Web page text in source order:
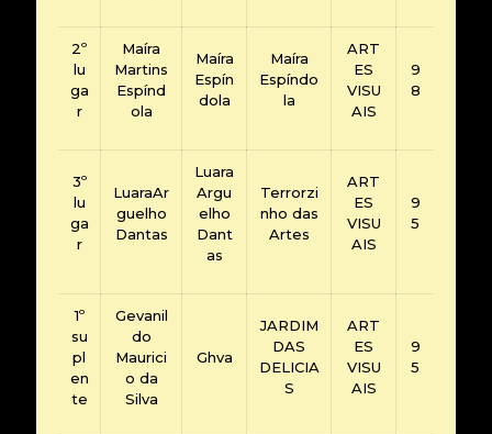
2º
lu
ga
r
Maíra
Martins
Espínd
ola
Maíra
Espín
dola
Maíra
Espíndo
la
ART
ES
VISU
AIS
9
8
3º
lu
ga
r
LuaraAr
guelho
Dantas
Luara
Argu
elho
Dant
as
Terrorzi
nho das
Artes
ART
ES
VISU
AIS
9
5
1º
su
pl
en
te
Gevanil
do
Maurici
o da
Silva
Ghva
JARDIM
DAS
DELICIA
S
ART
ES
VISU
AIS
9
5